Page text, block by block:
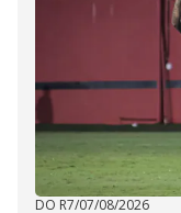
DO R7/07/08/2026